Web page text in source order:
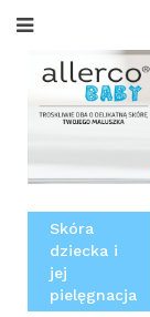
Skóra
dziecka i
jej
pielęgnacja